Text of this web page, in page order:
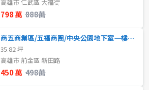
高雄市 仁武區 大福街
798 萬 888萬
商五商業區/五福商圈/中央公園地下室一樓店面
35.82 坪
高雄市 前金區 新田路
450 萬 498萬